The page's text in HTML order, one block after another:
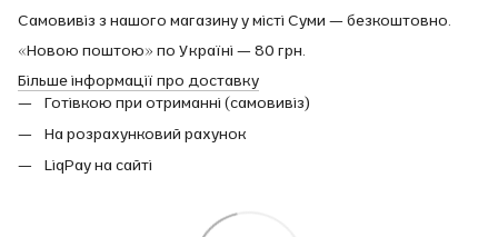
Самовивіз з нашого магазину у місті Суми — безкоштовно.
«Новою поштою» по Україні — 80 грн.
Більше інформації про доставку
Готівкою при отриманні (самовивіз)
На розрахунковий рахунок
LiqPay на сайті